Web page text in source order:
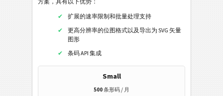
GS1-DataBar Limited Composite
GS1-DataBar Expanded Stacked Composite
EAN / UPC
扩展的速率限制和批量处理支持
更高分辨率的位图格式以及导出为 SVG 矢量
图形
条码 API 集成
Small
500条形码 / 月